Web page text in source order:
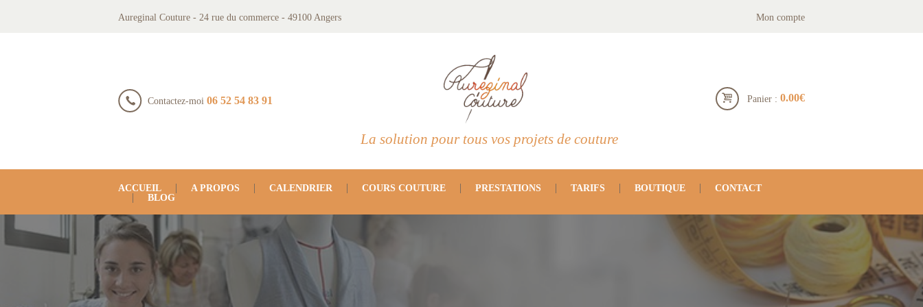
Aureginal Couture - 24 rue du commerce - 49100 Angers Mon compte
Contactez-moi 06 52 54 83 91
La solution pour tous vos projets de couture
Panier : 0.00€
ACCUEIL A PROPOS CALENDRIER COURS COUTURE PRESTATIONS TARIFS BOUTIQUE
CONTACT
BLOG